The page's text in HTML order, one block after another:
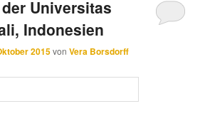
Universitas
Indonesien
2015vonVera Borsdorff